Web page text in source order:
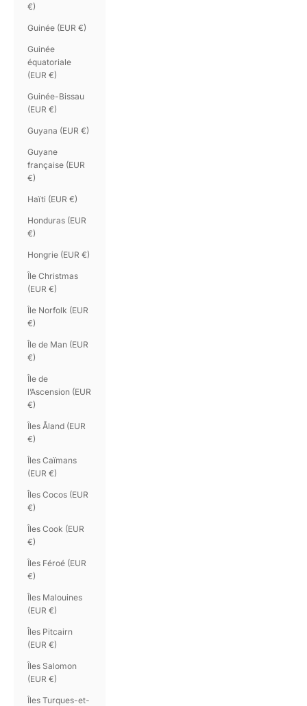
€)
Guinée (EUR €)
Guinée
équatoriale
(EUR €)
Guinée-Bissau
(EUR €)
Guyana (EUR €)
Guyane
française (EUR
€)
Haïti (EUR €)
Honduras (EUR
€)
Hongrie (EUR €)
Île Christmas
(EUR €)
Île Norfolk (EUR
€)
Île de Man (EUR
€)
Île de
l’Ascension (EUR
€)
Îles Åland (EUR
€)
Îles Caïmans
(EUR €)
Îles Cocos (EUR
€)
Îles Cook (EUR
€)
Îles Féroé (EUR
€)
Îles Malouines
(EUR €)
Îles Pitcairn
(EUR €)
Îles Salomon
(EUR €)
Îles Turques-et-